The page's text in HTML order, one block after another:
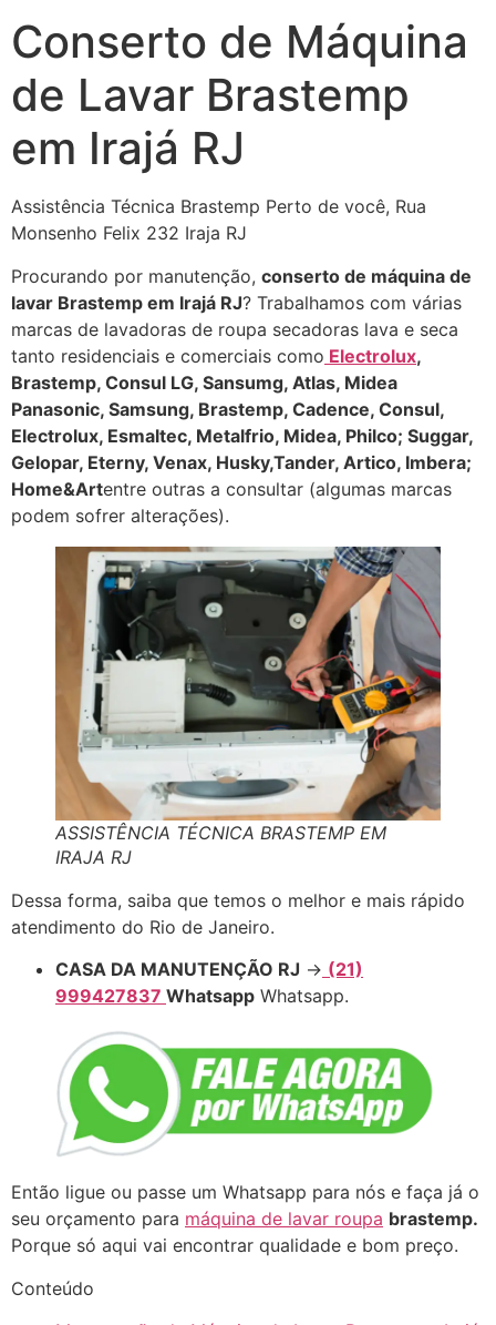
Conserto de Máquina
de Lavar Brastemp
em Irajá RJ
Assistência Técnica Brastemp Perto de você, Rua
Monsenho Felix 232 Iraja RJ
Procurando por manutenção, conserto de máquina de
lavar Brastemp em Irajá RJ? Trabalhamos com várias
marcas de lavadoras de roupa secadoras lava e seca
tanto residenciais e comerciais como Electrolux,
Brastemp, Consul LG, Sansumg, Atlas, Midea
Panasonic, Samsung, Brastemp, Cadence, Consul,
Electrolux, Esmaltec, Metalfrio, Midea, Philco; Suggar,
Gelopar, Eterny, Venax, Husky,Tander, Artico, Imbera;
Home&Artentre outras a consultar (algumas marcas
podem sofrer alterações).
ASSISTÊNCIA TÉCNICA BRASTEMP EM
IRAJA RJ
Dessa forma, saiba que temos o melhor e mais rápido
atendimento do Rio de Janeiro.
CASA DA MANUTENÇÃO RJ → (21)
999427837 Whatsapp Whatsapp.
Então ligue ou passe um Whatsapp para nós e faça já o
seu orçamento para máquina de lavar roupa brastemp.
Porque só aqui vai encontrar qualidade e bom preço.
Conteúdo